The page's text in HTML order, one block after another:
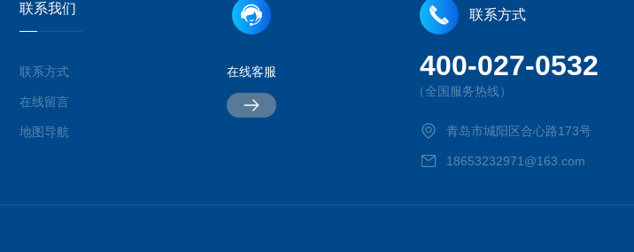
联系我们
联系方式
在线留言
地图导航
在线客服
联系方式
400-027-0532
（全国服务热线）
青岛市城阳区合心路173号
18653232971@163.com